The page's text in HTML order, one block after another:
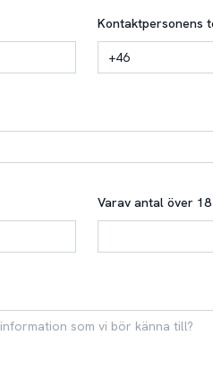
Kontaktpersonens
Varav antal över